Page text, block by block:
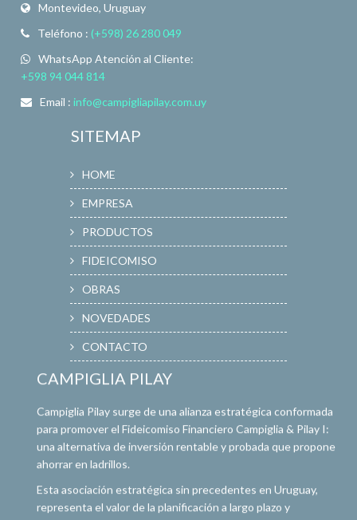
Montevideo, Uruguay
Teléfono : (+598) 26 280 049
WhatsApp Atención al Cliente:
+598 94 044 814
Email :info@campigliapilay.com.uy
SITEMAP
HOME
EMPRESA
PRODUCTOS
FIDEICOMISO
OBRAS
NOVEDADES
CONTACTO
CAMPIGLIA PILAY
Campiglia Pilay surge de una alianza estratégica conformada
para promover el Fideicomiso Financiero Campiglia & Pilay I:
una alternativa de inversión rentable y probada que propone
ahorrar en ladrillos.
Esta asociación estratégica sin precedentes en Uruguay,
representa el valor de la planificación a largo plazo y